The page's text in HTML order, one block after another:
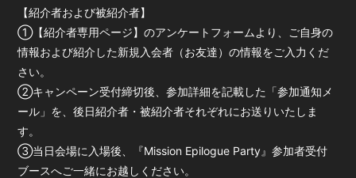
【紹介者および被紹介者】
①【紹介者専用ページ】のアンケートフォームより、ご自身の
情報および紹介した新規入会者（お友達）の情報をご入力くだ
さい。
②キャンペーン受付締切後、参加詳細を記載した「参加通知メ
ール」を、後日紹介者・被紹介者それぞれにお送りいたしま
す。
③当日会場に入場後、『Mission Epilogue Party』参加者受付
ブースへご一緒にお越しください。